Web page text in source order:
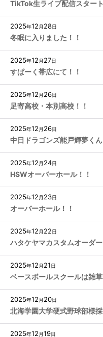
TikTok生ライブ配信スター
2025年12 月 28日
冬眠に入りました！！
2025年12 月 27日
すぱーく帯広にて！！
2025年12 月 26日
足寄高校・本別高校！！
2025年12 月 26日
中日ドラゴンズ能戸輝夢くん
2025年12 月 24日
HSWオーバーホール！！
2025年12 月 23日
オーバーホール！！
2025年12 月 22日
ハタケヤマカスタムオーダー
2025年12 月 21日
ベースボールスクールは雑草
2025年12 月 20日
北海学園大学硬式野球部様採
2025年12 月19日